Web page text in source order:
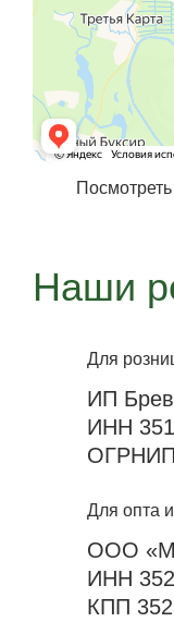
Наши
Для
ИП
ИНН
ОГРНИП
Для опта
ООО
ИНН
КПП